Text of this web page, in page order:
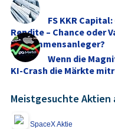
FS KKR
Rendite – Chance oder
Einkommensanleger?
Wenn die
KI-Crash die Märkte
Meistgesuchte Aktien
SpaceX Aktie